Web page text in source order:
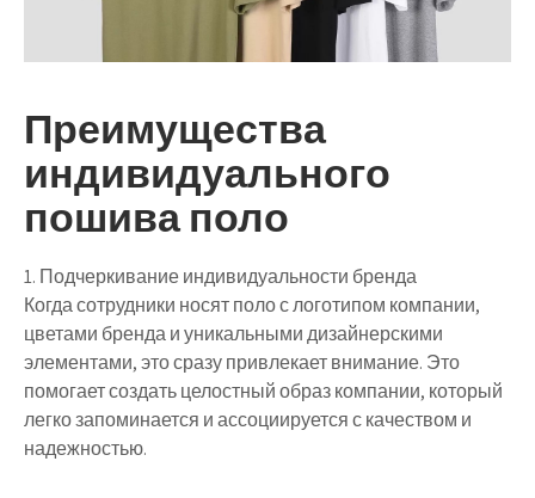
Преимущества
индивидуального
пошива поло
1. Подчеркивание индивидуальности бренда
Когда сотрудники носят поло с логотипом компании,
цветами бренда и уникальными дизайнерскими
элементами, это сразу привлекает внимание. Это
помогает создать целостный образ компании, который
легко запоминается и ассоциируется с качеством и
надежностью.